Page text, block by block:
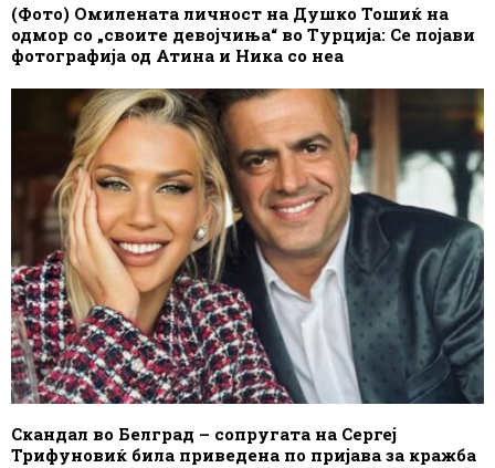
(Фото) Омилената личност на Душко Тошиќ на
одмор со „своите девојчиња“ во Турција: Се појави
фотографија од Атина и Ника со неа
Скандал во Белград – сопругата на Сергеј
Трифуновиќ била приведена по пријава за кражба